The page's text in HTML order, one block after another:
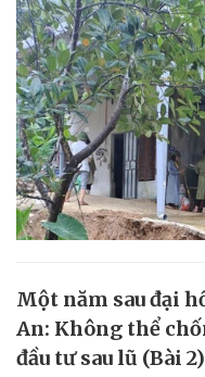
Một năm sau đại
An: Không thể
đầu tư sau lũ (Bài 2)